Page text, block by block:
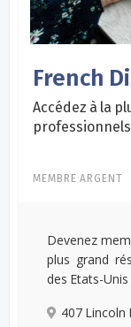
French
Accédez à la
MEMBRE ARGENT
Devenez
plus grand
des Etats-Unis
407 Lincoln